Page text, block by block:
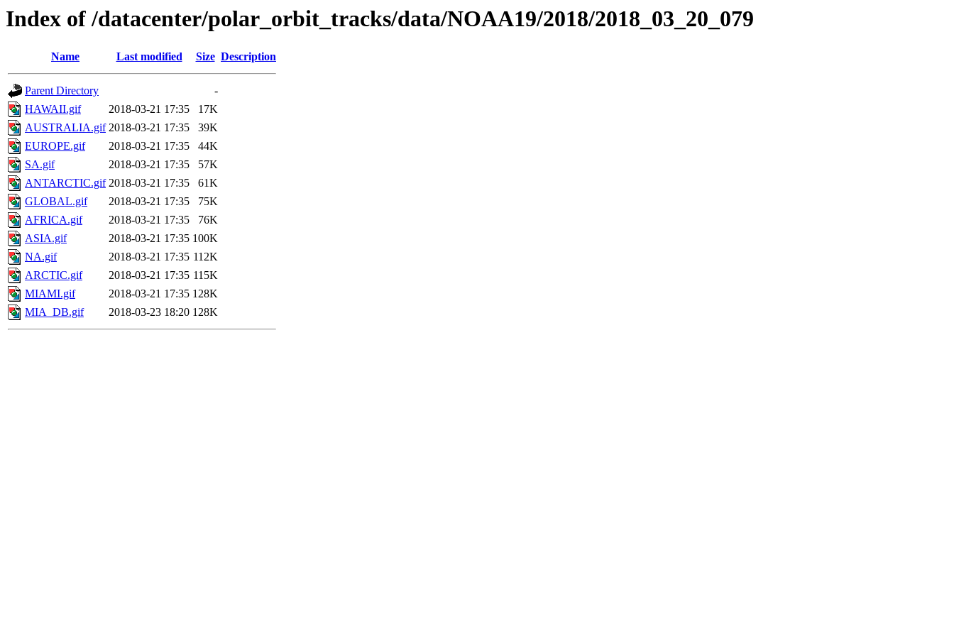
Index of /datacenter/polar_orbit_tracks/data/NOAA19/2018/2018_03_20_079
Name Last modified Size Description
Parent Directory
-
HAWAII.gif
2018-03-21 17:35
17K
AUSTRALIA.gif 2018-03-21 17:35
39K
EUROPE.gif
2018-03-21 17:35
44K
SA.gif
2018-03-21 17:35
57K
ANTARCTIC.gif 2018-03-21 17:35
61K
GLOBAL.gif
2018-03-21 17:35
75K
AFRICA.gif
2018-03-21 17:35
76K
ASIA.gif
2018-03-21 17:35 100K
NA.gif
2018-03-21 17:35 112K
ARCTIC.gif
2018-03-21 17:35 115K
MIAMI.gif
2018-03-21 17:35 128K
MIA_DB.gif
2018-03-23 18:20 128K